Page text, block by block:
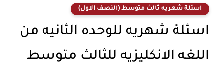
اسئلة شهريه ثالث متوسط (النصف الاول)
اسئلة شهريه للوحده الثانيه من
اللغه الانكليزيه للثالث متوسط